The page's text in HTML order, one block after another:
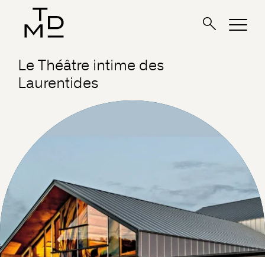
Le Théâtre intime des
Laurentides